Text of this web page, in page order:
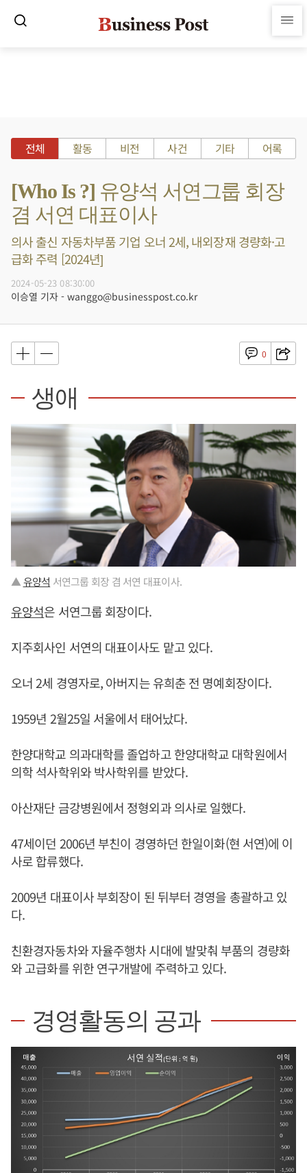
전체 활동 비전 사건 기타 어록
[Who Is ?] 유양석 서연그룹 회장
겸 서연 대표이사
의사 출신 자동차부품 기업 오너 2세, 내외장재 경량화·고
급화 주력 [2024년]
2024-05-23 08:30:00
이승열 기자 - wanggo@businesspost.co.kr
0
생애
▲유양석 서연그룹 회장 겸 서연 대표이사.
유양석은 서연그룹 회장이다.
지주회사인 서연의 대표이사도 맡고 있다.
오너 2세 경영자로, 아버지는 유희춘 전 명예회장이다.
1959년 2월25일 서울에서 태어났다.
한양대학교 의과대학를 졸업하고 한양대학교 대학원에서
의학 석사학위와 박사학위를 받았다.
아산재단 금강병원에서 정형외과 의사로 일했다.
47세이던 2006년 부친이 경영하던 한일이화(현 서연)에 이
사로 합류했다.
2009년 대표이사 부회장이 된 뒤부터 경영을 총괄하고 있
다.
친환경자동차와 자율주행차 시대에 발맞춰 부품의 경량화
와 고급화를 위한 연구개발에 주력하고 있다.
경영활동의 공과